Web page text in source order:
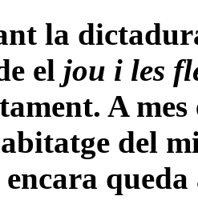
la
el jou i les
A mes
del
encara